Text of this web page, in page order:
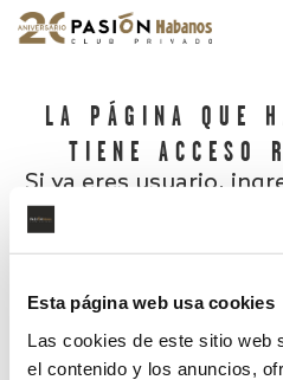
Esta página web usa cookies
Las cookies de este sitio web
el contenido y los anuncios,
LA PÁGINA QUE
TIENE ACCESO
Si ya eres usuario,